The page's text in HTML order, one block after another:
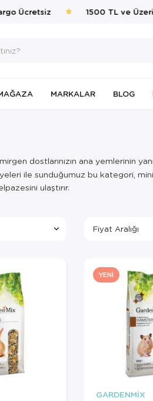
Ücretsiz 1500 TL ve Üzeri
MARKALAR BLOG
dostlarınızın ana yemlerinin
ile sunduğumuz bu kategori,
ulaştırır.
Fiyat Aralığı
YENI
GARDENMİX